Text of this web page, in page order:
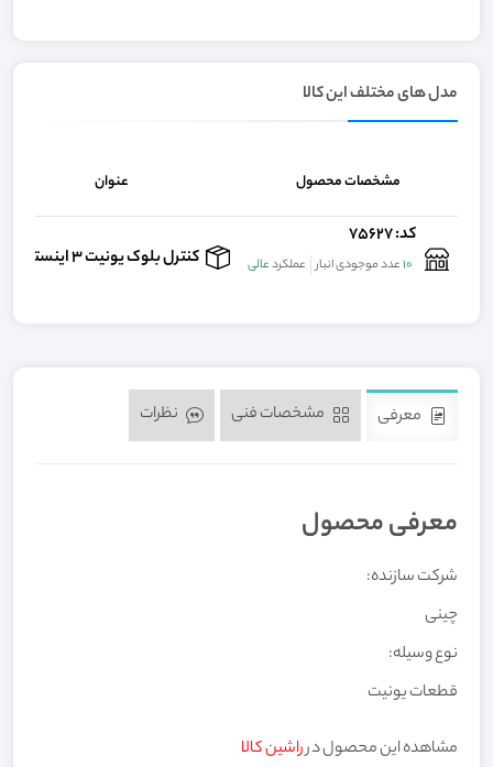
مدل های مختلف این کالا
مشخصات محصول عنوان
کد: 75627
10عدد موجودی انبار عملکردعالی کنترل بلوک یونیت 3 اینسترومنت
معرفی
معرفی محصول
شرکت سازنده:
چینی
نوع وسیله:
قطعات یونیت
مشاهده این محصول درراشین کالا